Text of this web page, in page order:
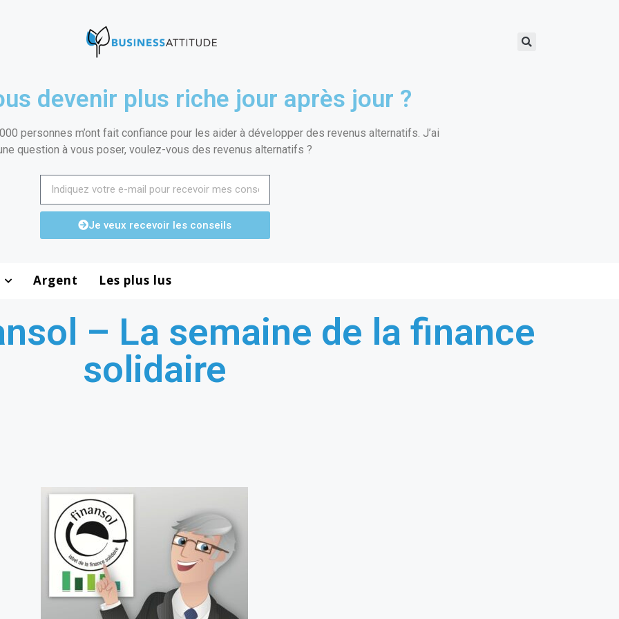
devenir plus riche jour après jour ?
personnes m’ont fait confiance pour les aider à développer des revenus alternatifs. J’ai
question à vous poser, voulez-vous des revenus alternatifs ?
Je veux recevoir les conseils
Argent Les plus lus
– La semaine de la finance
solidaire